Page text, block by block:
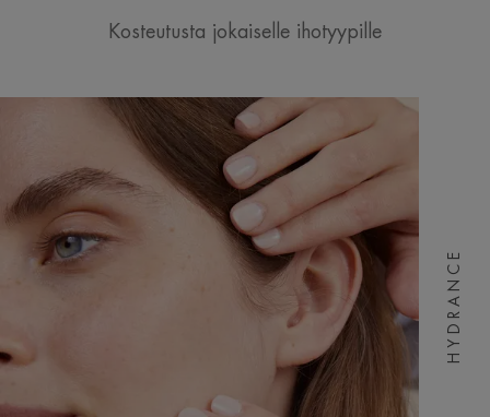
Kosteutusta jokaiselle ihotyypille
HYDRANCE